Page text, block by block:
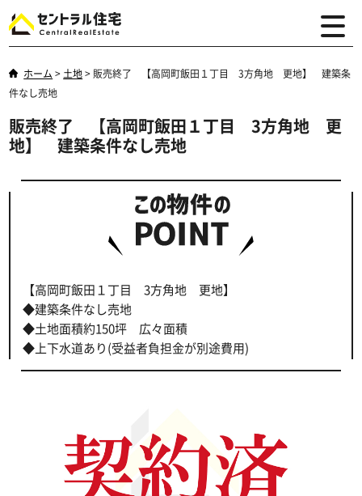
ホーム > 土地> 販売終了 【高岡町飯田１丁目 3方角地 更地】 建築条
件なし売地
販売終了 【高岡町飯田１丁目 3方角地 更
地】 建築条件なし売地
【高岡町飯田１丁目 3方角地 更地】
◆建築条件なし売地
◆土地面積約150坪 広々面積
◆上下水道あり(受益者負担金が別途費用)